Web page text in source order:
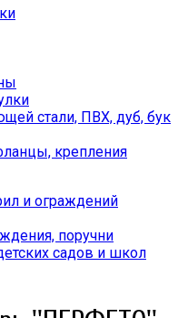
стали, ПВХ, дуб, бук
крепления
и ограждений
поручни
садов и школ